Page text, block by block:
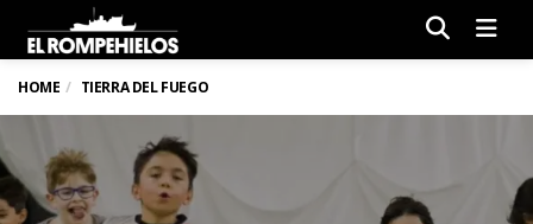
HOME TIERRA DEL FUEGO